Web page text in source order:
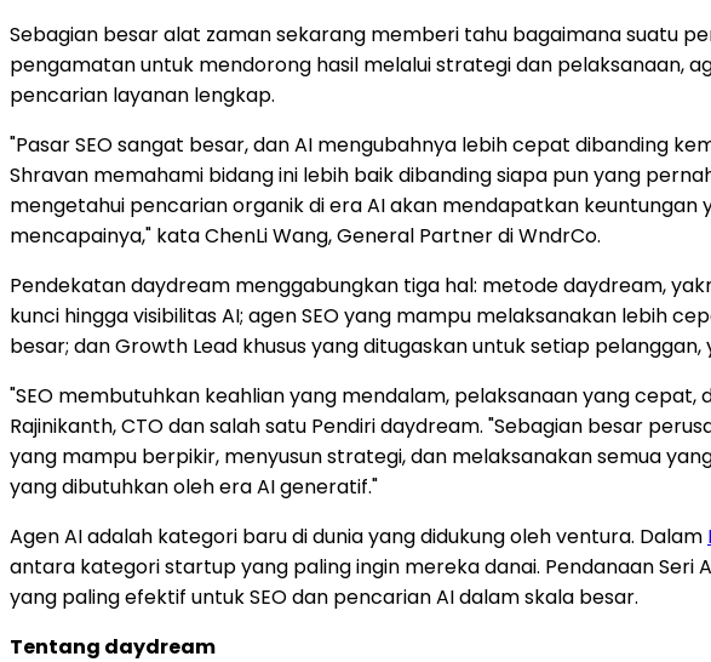
Sebagian besar alat zaman sekarang memberi tahu bagaimana suatu
pengamatan untuk mendorong hasil melalui strategi dan pelaksanaan,
pencarian layanan lengkap.
"Pasar SEO sangat besar, dan AI mengubahnya lebih cepat dibanding
Shravan memahami bidang ini lebih baik dibanding siapa pun yang
mengetahui pencarian organik di era AI akan mendapatkan
mencapainya," kata ChenLi Wang, General Partner di WndrCo.
Pendekatan daydream menggabungkan tiga hal: metode daydream,
kunci hingga visibilitas AI; agen SEO yang mampu melaksanakan lebih
besar; dan Growth Lead khusus yang ditugaskan untuk setiap
"SEO membutuhkan keahlian yang mendalam, pelaksanaan yang
Rajinikanth, CTO dan salah satu Pendiri daydream. "Sebagian besar
yang mampu berpikir, menyusun strategi, dan melaksanakan semua
yang dibutuhkan oleh era AI generatif."
Agen AI adalah kategori baru di dunia yang didukung oleh ventura. Dalam
antara kategori startup yang paling ingin mereka danai. Pendanaan
yang paling efektif untuk SEO dan pencarian AI dalam skala besar.
Tentang daydream